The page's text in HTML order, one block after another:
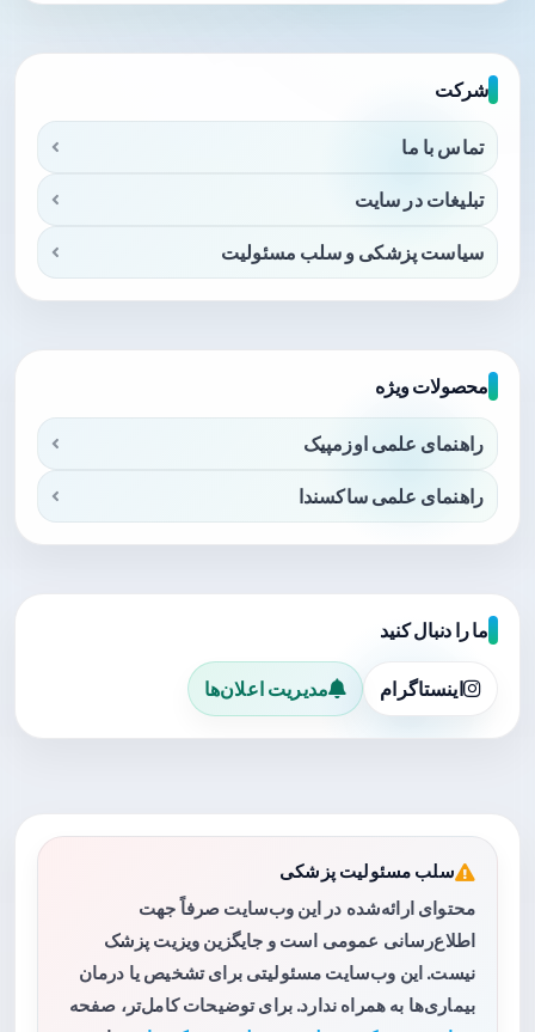
شرکت
تماس با ما
تبلیغات در سایت
سیاست پزشکی و سلب مسئولیت
محصولات ویژه
راهنمای علمی اوزمپیک
راهنمای علمی ساکسندا
ما را دنبال کنید
اینستاگرام مدیریت اعلان‌ها
سلب مسئولیت پزشکی
محتوای ارائه‌شده در این وب‌سایت صرفاً جهت
اطلاع‌رسانی عمومی است و جایگزین ویزیت پزشک
نیست. این وب‌سایت مسئولیتی برای تشخیص یا درمان
بیماری‌ها به همراه ندارد. برای توضیحات کامل‌تر، صفحه